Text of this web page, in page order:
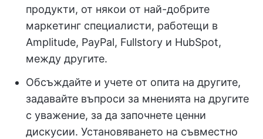
продукти, от някои от най-добрите
маркетинг специалисти, работещи в
Amplitude, PayPal, Fullstory и HubSpot,
между другите.
Обсъждайте и учете от опита на другите,
задавайте въпроси за мненията на другите
с уважение, за да започнете ценни
дискусии. Установяването на съвместно